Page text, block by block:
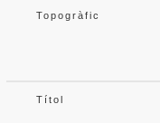
Topogràfic
Títol